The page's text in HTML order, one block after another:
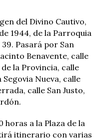
del Divino Cautivo,
1944, de la Parroquia
Pasará por San
Benavente, calle
la Provincia, calle
Nueva, calle
calle San Justo,
horas a la Plaza de la
itinerario con varias